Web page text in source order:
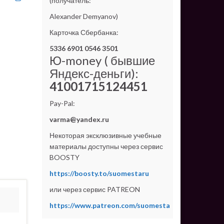
Alexander Demyanov)
Карточка Сбербанка:
5336 6901 0546 3501
Ю-money ( бывшие
Яндекс-деньги):
41001715124451
Pay-Pal:
varma@yandex.ru
Некоторая эксклюзивные учебные
материалы доступны через сервис
BOOSTY
https://boosty.to/suomestaru
или через сервис PATREON
https://www.patreon.com/suomesta